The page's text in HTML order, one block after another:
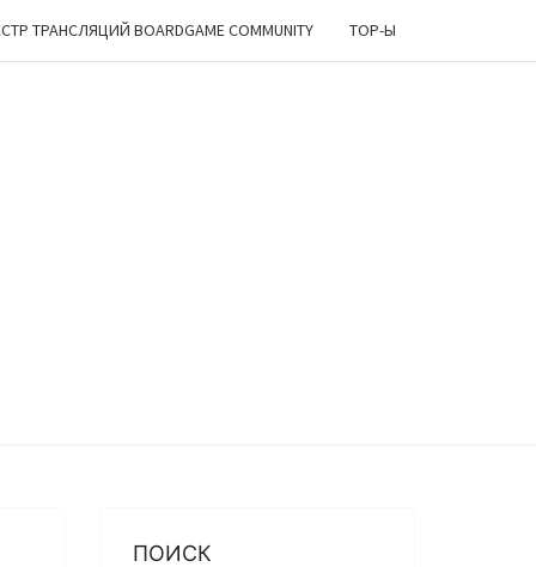
ТРАНСЛЯЦИЙ BOARDGAME COMMUNITY TOP-Ы
ПОИСК